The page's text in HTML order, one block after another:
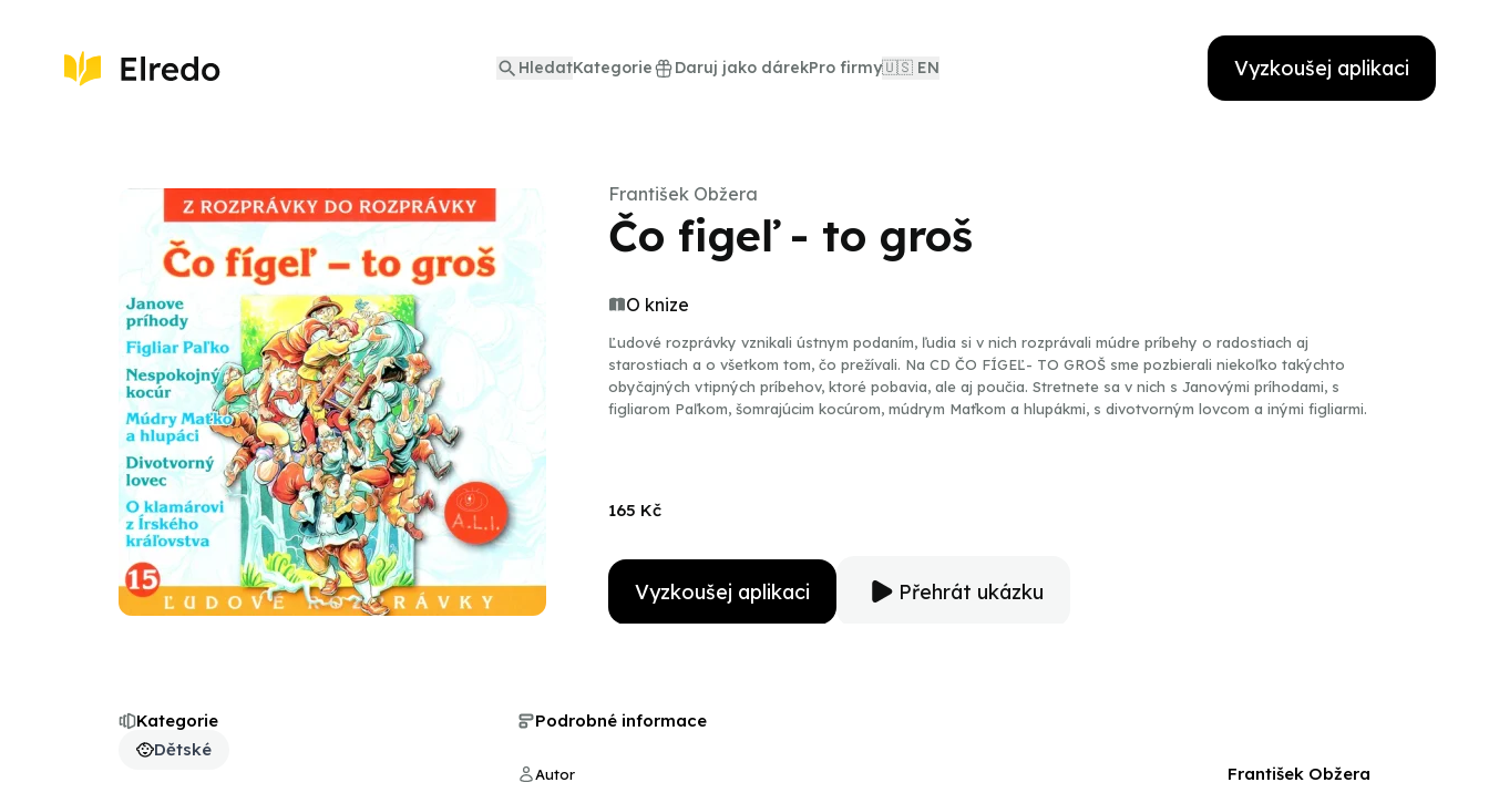
HledatKategorie Daruj jako dárekPro firmy🇺🇸 EN Vyzkoušej aplikaci
František Obžera
Čo figeľ - to groš
O knize
Ľudové rozprávky vznikali ústnym podaním, ľudia si v nich rozprávali múdre príbehy o radostiach aj
starostiach a o všetkom tom, čo prežívali. Na CD ČO FÍGEĽ- TO GROŠ sme pozbierali niekoľko takýchto
obyčajných vtipných príbehov, ktoré pobavia, ale aj poučia. Stretnete sa v nich s Janovými príhodami, s
figliarom Paľkom, šomrajúcim kocúrom, múdrym Maťkom a hlupákmi, s divotvorným lovcom a inými figliarmi.
165 Kč
Vyzkoušej aplikaci Přehrát ukázku
Kategorie
Dětské
Podrobné informace
Autor František Obžera